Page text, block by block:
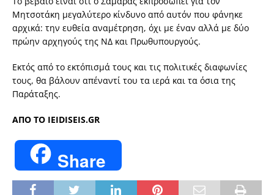
Μητσοτάκη μεγαλύτερο κίνδυνο από αυτόν που φάνηκε
αρχικά: την ευθεία αναμέτρηση, όχι με έναν αλλά με δύο
πρώην αρχηγούς της ΝΔ και Πρωθυπουργούς.
Εκτός από το εκτόπισμά τους και τις πολιτικές διαφωνίες
τους, θα βάλουν απέναντί του τα ιερά και τα όσια της
Παράταξης.
ΑΠΟ ΤΟ IEIDISEIS.GR
Share